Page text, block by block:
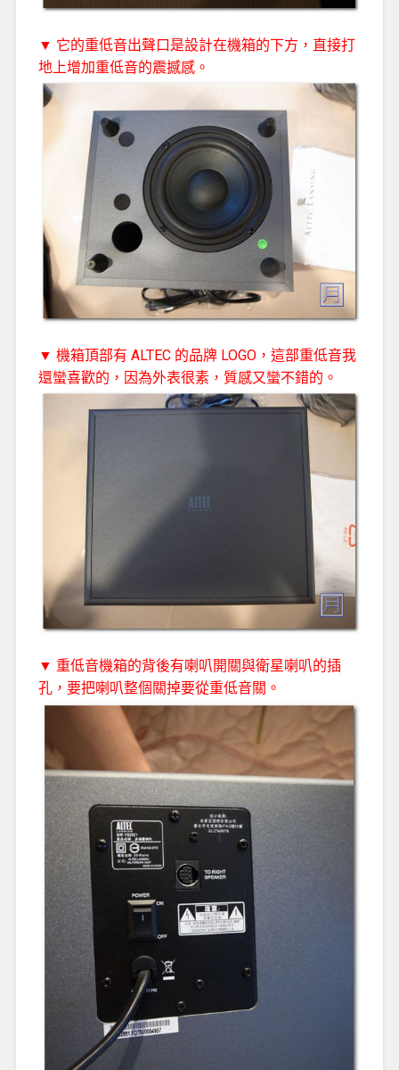
▼ 它的重低音出聲口是設計在機箱的下方，直接打
地上增加重低音的震撼感。
▼ 機箱頂部有 ALTEC 的品牌 LOGO，這部重低音我
還蠻喜歡的，因為外表很素，質感又蠻不錯的。
▼ 重低音機箱的背後有喇叭開關與衛星喇叭的插
孔，要把喇叭整個關掉要從重低音關。